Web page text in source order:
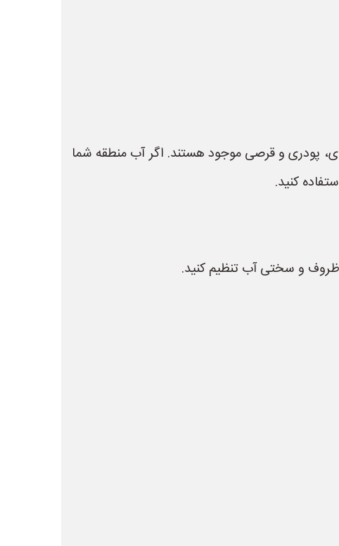
پودری و قرصی موجود هستند. اگر آب منطقه شما
کنید.
ظروف و سختی آب تنظیم کنید.